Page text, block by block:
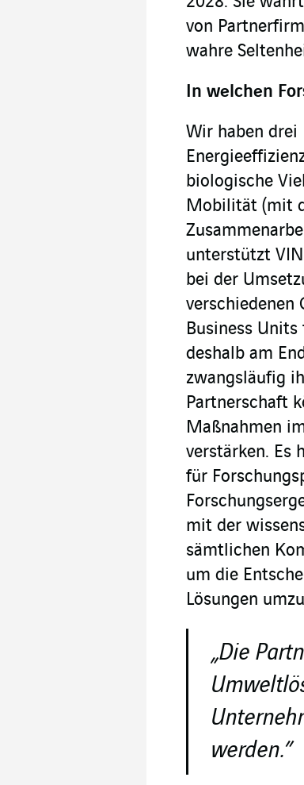
von
wahre
In welchen
Wir haben drei
biologische
Mobilität (mit
unterstützt
bei der
verschiedenen
Business
deshalb am
zwangsläufig
Partnerschaft
Maßnahmen
verstärken. Es
für
mit der
sämtlichen
um die
Lösungen
„Die
werden.”